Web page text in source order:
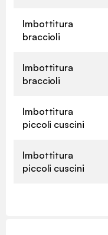
Imbottitura
braccioli
Imbottitura
braccioli
Imbottitura
piccoli cuscini
Imbottitura
piccoli cuscini